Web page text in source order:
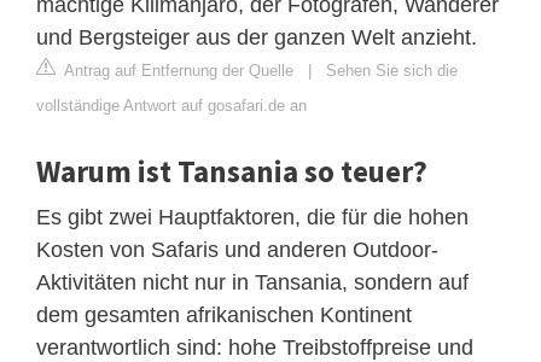
mächtige Kilimanjaro, der Fotografen, Wanderer
und Bergsteiger aus der ganzen Welt anzieht.
Antrag auf Entfernung der Quelle
Sehen Sie sich die
vollständige Antwort auf gosafari.de an
Warum ist Tansania so teuer?
Es gibt zwei Hauptfaktoren, die für die hohen
Kosten von Safaris und anderen Outdoor-
Aktivitäten nicht nur in Tansania, sondern auf
dem gesamten afrikanischen Kontinent
verantwortlich sind: hohe Treibstoffpreise und